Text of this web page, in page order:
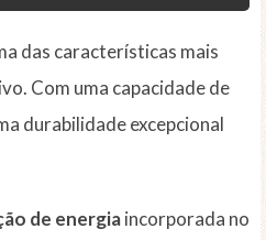
das características mais
Com uma capacidade de
durabilidade excepcional
de energiaincorporada no